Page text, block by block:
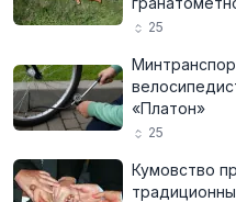
25
«Платон»
25
Кумовство